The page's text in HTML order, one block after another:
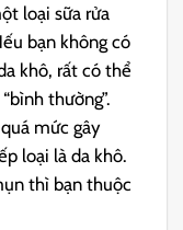
loại sữa rửa
bạn không có
khô, rất có thể
thường”.
mức gây
loại là da khô.
thì bạn thuộc